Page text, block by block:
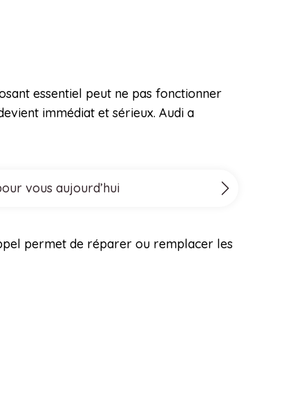
essentiel peut ne pas fonctionner
immédiat et sérieux. Audi a
vous aujourd’hui
permet de réparer ou remplacer les